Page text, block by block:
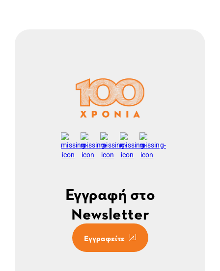
Εγγραφή στο
Newsletter
Εγγραφείτε